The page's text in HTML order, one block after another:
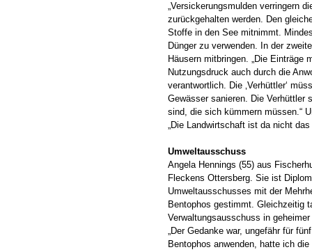
„Versickerungsmulden verringern
zurückgehalten werden. Den
Stoffe in den See mitnimmt.
Dünger zu verwenden. In der
Häusern mitbringen. „Die
Nutzungsdruck auch durch die
verantwortlich. Die ‚Verhüttler‘
Gewässer sanieren. Die Verhüttler
sind, die sich kümmern müssen.“
„Die Landwirtschaft ist da nicht
Umweltausschuss
Angela Hennings (55) aus
Fleckens Ottersberg. Sie ist
Umweltausschusses mit der
Bentophos gestimmt. Gleichzeitig
Verwaltungsausschuss in
„Der Gedanke war, ungefähr für
Bentophos anwenden, hatte ich